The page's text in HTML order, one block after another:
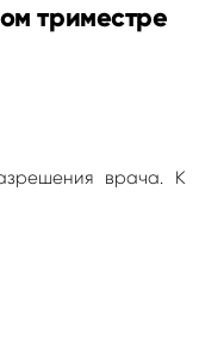
триместре
врача. К